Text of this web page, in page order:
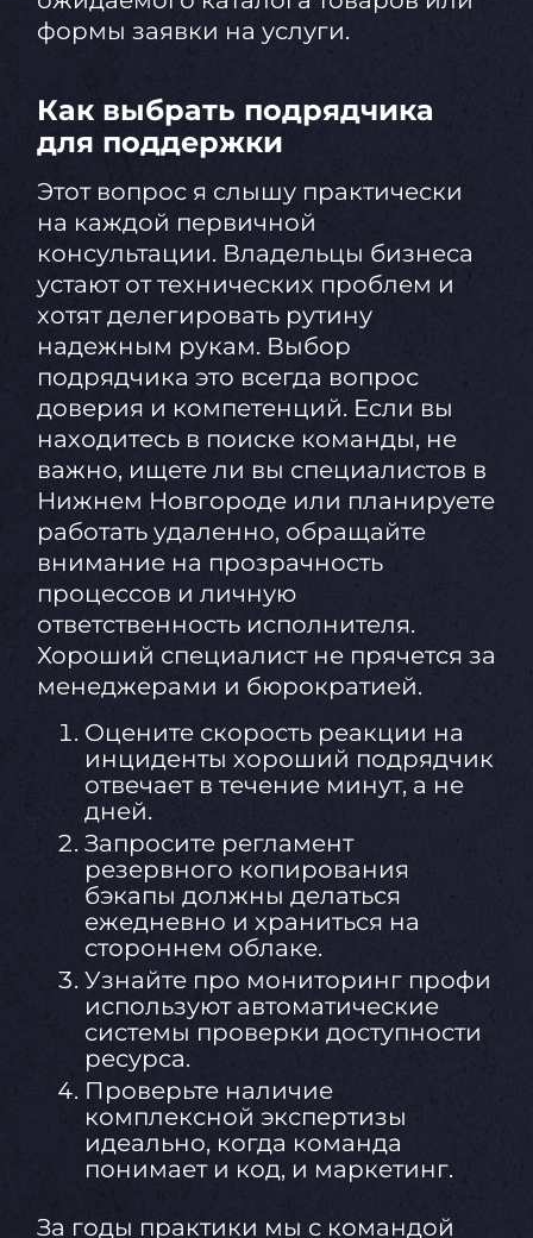
формы заявки на услуги.
Как выбрать подрядчика
для поддержки
Этот вопрос я слышу практически
на каждой первичной
консультации. Владельцы бизнеса
устают от технических проблем и
хотят делегировать рутину
надежным рукам. Выбор
подрядчика это всегда вопрос
доверия и компетенций. Если вы
находитесь в поиске команды, не
важно, ищете ли вы специалистов в
Нижнем Новгороде или планируете
работать удаленно, обращайте
внимание на прозрачность
процессов и личную
ответственность исполнителя.
Хороший специалист не прячется за
менеджерами и бюрократией.
Оцените скорость реакции на
инциденты хороший подрядчик
отвечает в течение минут, а не
дней.
Запросите регламент
резервного копирования
бэкапы должны делаться
ежедневно и храниться на
стороннем облаке.
Узнайте про мониторинг профи
используют автоматические
системы проверки доступности
ресурса.
Проверьте наличие
комплексной экспертизы
идеально, когда команда
понимает и код, и маркетинг.
За годы практики мы с командой